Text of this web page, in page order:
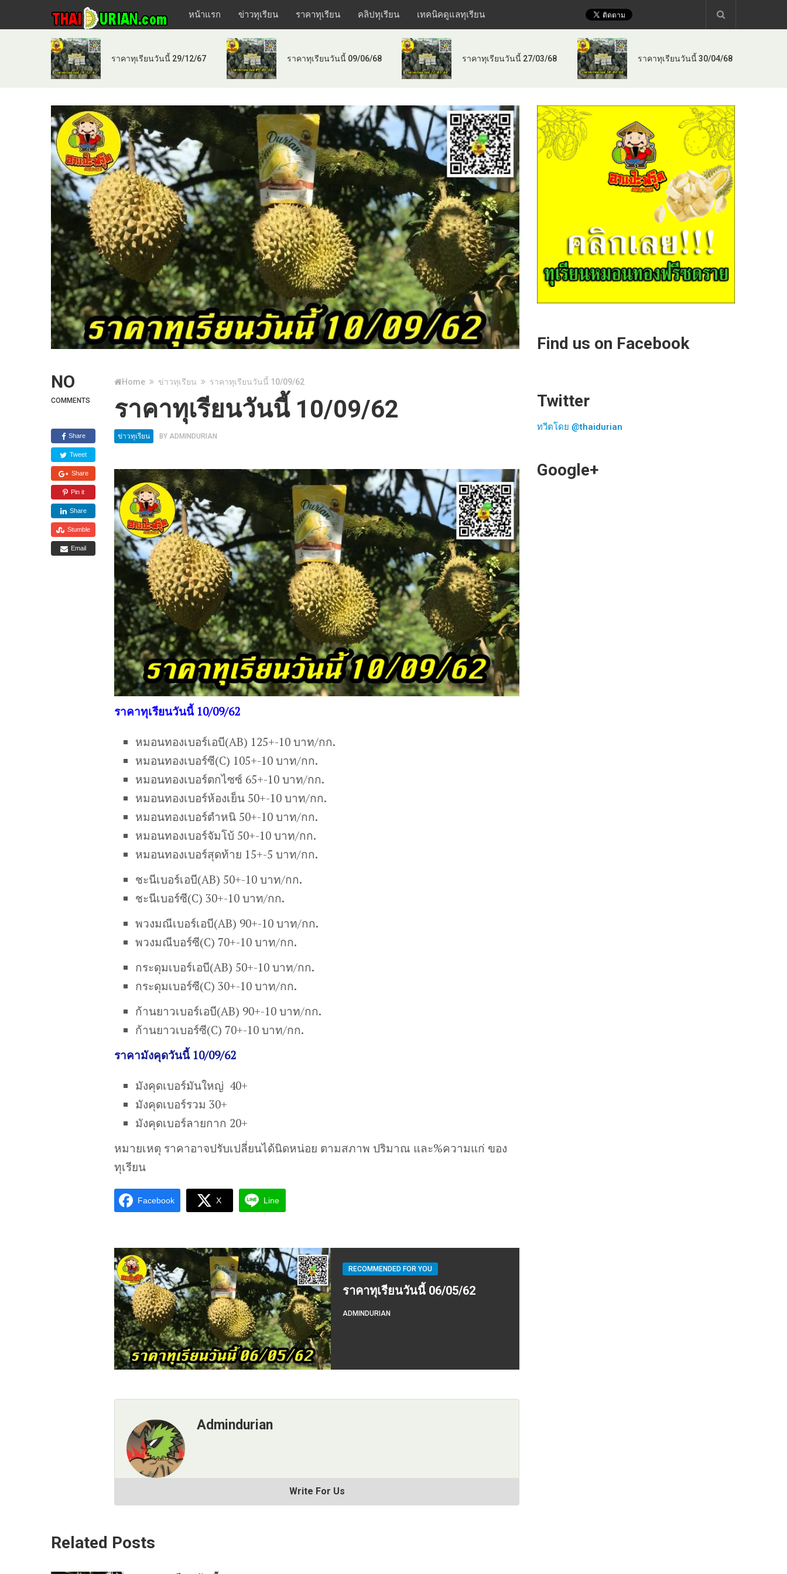
หน้าแรก ข่าวทุเรียน ราคาทุเรียน คลิปทุเรียน เทคนิคดูแลทุเรียน
ราคาทุเรียนวันนี้ 29/12/67 ราคาทุเรียนวันนี้ 09/06/68 ราคาทุเรียนวันนี้ 27/03/68 ราคาทุเรียนวันนี้ 30/04/68
NO
COMMENTS
Share
Tweet
Share
Pin it
Share
Stumble
Email
Home ข่าวทุเรียน ราคาทุเรียนวันนี้ 10/09/62
ราคาทุเรียนวันนี้ 10/09/62
ข่าวทุเรียน BY ADMINDURIAN
ราคาทุเรียนวันนี้ 10/09/62
หมอนทองเบอร์เอบี(AB) 125+-10 บาท/กก.
หมอนทองเบอร์ซี(C) 105+-10 บาท/กก.
หมอนทองเบอร์ตกไซซ์ 65+-10 บาท/กก.
หมอนทองเบอร์ห้องเย็น 50+-10 บาท/กก.
หมอนทองเบอร์ตำหนิ 50+-10 บาท/กก.
หมอนทองเบอร์จัมโบ้ 50+-10 บาท/กก.
หมอนทองเบอร์สุดท้าย 15+-5 บาท/กก.
ชะนีเบอร์เอบี(AB) 50+-10 บาท/กก.
ชะนีเบอร์ซี(C) 30+-10 บาท/กก.
พวงมณีเบอร์เอบี(AB) 90+-10 บาท/กก.
พวงมณีบอร์ซี(C) 70+-10 บาท/กก.
กระดุมเบอร์เอบี(AB) 50+-10 บาท/กก.
กระดุมเบอร์ซี(C) 30+-10 บาท/กก.
ก้านยาวเบอร์เอบี(AB) 90+-10 บาท/กก.
ก้านยาวเบอร์ซี(C) 70+-10 บาท/กก.
ราคามังคุดวันนี้ 10/09/62
มังคุดเบอร์มันใหญ่ 40+
มังคุดเบอร์รวม 30+
มังคุดเบอร์ลายกาก 20+
หมายเหตุ ราคาอาจปรับเปลี่ยนได้นิดหน่อย ตามสภาพ ปริมาณ และ%ความแก่ ของ
ทุเรียน
Facebook X Line
RECOMMENDED FOR YOU
ราคาทุเรียนวันนี้ 06/05/62
ADMINDURIAN
Admindurian
Write For Us
Related Posts
Find us on Facebook
Twitter
ทวีตโดย @thaidurian
Google+